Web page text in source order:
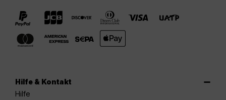
Hilfe & Kontakt
Hilfe